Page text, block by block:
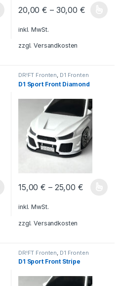
Varianten auf. Die Optionen
20,00€ – 30,00 €
Dieses Produkt weist mehrere
inkl. MwSt.
zzgl.Versandkosten
Varianten auf. Die Optionen
DR!FT Fronten, D1 Fronten
D1 Sport Front Diamond
15,00€ – 25,00 €
Dieses Produkt weist mehrere
inkl. MwSt.
zzgl.Versandkosten
DR!FT Fronten D1 Fronten
D1 Sport Front Stripe